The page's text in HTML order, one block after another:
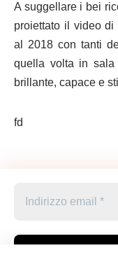
A suggellare i bei
proiettato il video
al 2018 con tanti
quella volta in
brillante, capace e
fd